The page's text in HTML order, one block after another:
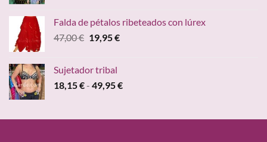
era:
15,00 €.
es:
9,68 €.
Falda de pétalos ribeteados con lúrex
47,00€ El
era:
47,00 €.
19,95€El
19,95 €.
Sujetador tribal
18,15€- 49,95€Rango
desde